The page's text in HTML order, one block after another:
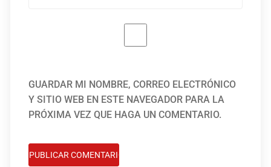
GUARDAR MI NOMBRE, CORREO ELECTRÓNICO
Y SITIO WEB EN ESTE NAVEGADOR PARA LA
PRÓXIMA VEZ QUE HAGA UN COMENTARIO.